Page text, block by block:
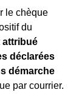
le chèque
du
attribué
déclarées
démarche
par courrier.